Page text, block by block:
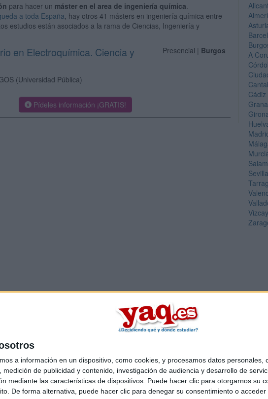
a información en un dispositivo, como cookies, y procesamos datos
de publicidad y contenido, investigación de audiencia y desarrollo de
mediante las características de dispositivos. Puede hacer clic para otorgarnos su
De forma alternativa, puede hacer clic para denegar su consentimiento o
para hacer un máster en el area de ingeniería química.
a toda España, hay otros 41 másters en ingeniería química entre
estudios están asociados a la rama de Ciencias, Ingeniería y
Presencial | Burgos
en Electroquímica. Ciencia y
(Universidad Pública)
Pídeles información ¡GRATIS!
A
Cádiz
Sevilla
Quiénes somos|Contactar|Anúnciate
Aviso legal|Politica de privacidad|Condiciones generales|Política de
2026Compás Mediterráneo S.L.- Diego de León 47 - 28006 Madrid [ESPAÑA] -